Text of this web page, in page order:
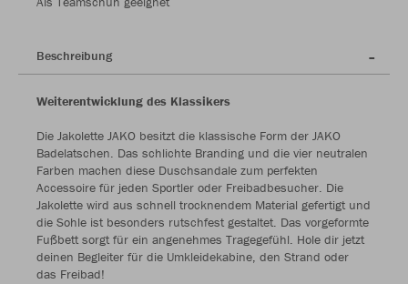
Beschreibung
Weiterentwicklung des Klassikers
Die Jakolette JAKO besitzt die klassische Form der JAKO
Badelatschen. Das schlichte Branding und die vier neutralen
Farben machen diese Duschsandale zum perfekten
Accessoire für jeden Sportler oder Freibadbesucher. Die
Jakolette wird aus schnell trocknendem Material gefertigt und
die Sohle ist besonders rutschfest gestaltet. Das vorgeformte
Fußbett sorgt für ein angenehmes Tragegefühl. Hole dir jetzt
deinen Begleiter für die Umkleidekabine, den Strand oder
das Freibad!